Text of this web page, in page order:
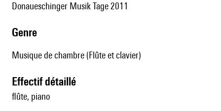
Donaueschinger Musik Tage 2011
genre
Musique de chambre (Flûte et clavier)
effectif détaillé
flûte, piano